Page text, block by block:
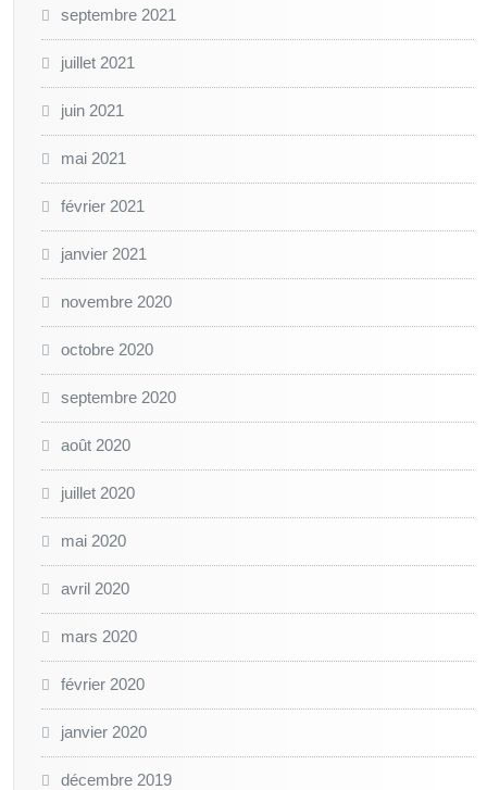
septembre 2021
juillet 2021
juin 2021
mai 2021
février 2021
janvier 2021
novembre 2020
octobre 2020
septembre 2020
août 2020
juillet 2020
mai 2020
avril 2020
mars 2020
février 2020
janvier 2020
décembre 2019